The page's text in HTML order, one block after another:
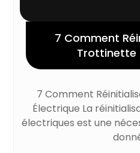
7 Comment
Trottinette
7 Comment
Électrique La
électriques est une